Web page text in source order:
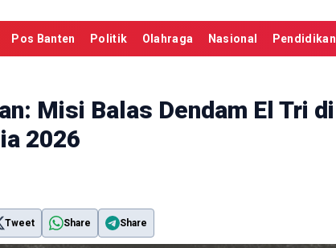
Pos Banten Politik Olahraga Nasional Pendidikan
Misi Balas Dendam El Tri di
2026
Tweet Share Share